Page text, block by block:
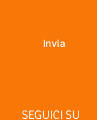
Invia
SEGUICI SU